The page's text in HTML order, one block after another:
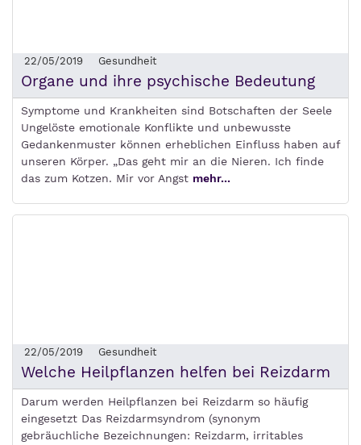
22/05/2019 Gesundheit
Organe und ihre psychische Bedeutung
Symptome und Krankheiten sind Botschaften der Seele
Ungelöste emotionale Konflikte und unbewusste
Gedankenmuster können erheblichen Einfluss haben auf
unseren Körper. „Das geht mir an die Nieren. Ich finde
das zum Kotzen. Mir vor Angst mehr...
22/05/2019 Gesundheit
Welche Heilpflanzen helfen bei Reizdarm
Darum werden Heilpflanzen bei Reizdarm so häufig
eingesetzt Das Reizdarmsyndrom (synonym
gebräuchliche Bezeichnungen: Reizdarm, irritables